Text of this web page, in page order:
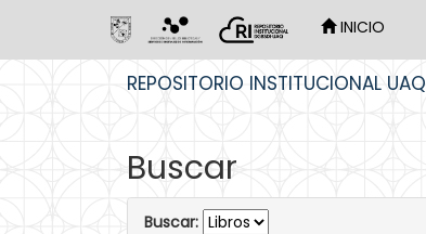
INICIO
REPOSITORIO INSTITUCIONAL UAQ
Buscar
Buscar: